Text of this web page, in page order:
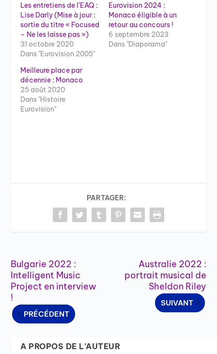
Les entretiens de l’EAQ :
Lise Darly (Mise à jour :
sortie du titre « Focused
– Ne les laisse pas »)
31 octobre 2020
Dans "Eurovision 2005"
Eurovision 2024 :
Monaco éligible à un
retour au concours !
6 septembre 2023
Dans "Diaporama"
Meilleure place par
décennie : Monaco
25 août 2020
Dans "Histoire
Eurovision"
PARTAGER:
Bulgarie 2022 :
Intelligent Music
Project en interview
!
PRÉCÉDENT
Australie 2022 :
portrait musical de
Sheldon Riley
SUIVANT
A PROPOS DE L'AUTEUR